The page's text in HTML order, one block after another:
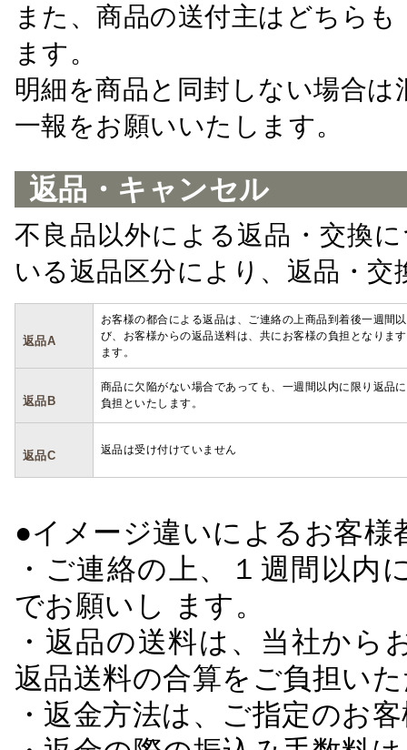
また、商品の送付主はどちら
ます。
明細を商品と同封しない場合
一報をお願いいたします。
返品・キャンセル
不良品以外による返品・交換
いる返品区分により、返品・
返品A
お客様の都合による返品は、ご連絡の上商品到着後一週間
び、お客様からの返品送料は、共にお客様の負担となりま
ます。
返品B
商品に欠陥がない場合であっても、一週間以内に限り返品
負担といたします。
返品C 返品は受け付けていません
●イメージ違いによるお客
・ご連絡の上、１週間以
でお願いし ます。
・返品の送料は、当社か
返品送料の合算をご負担い
・返金方法は、ご指定のお